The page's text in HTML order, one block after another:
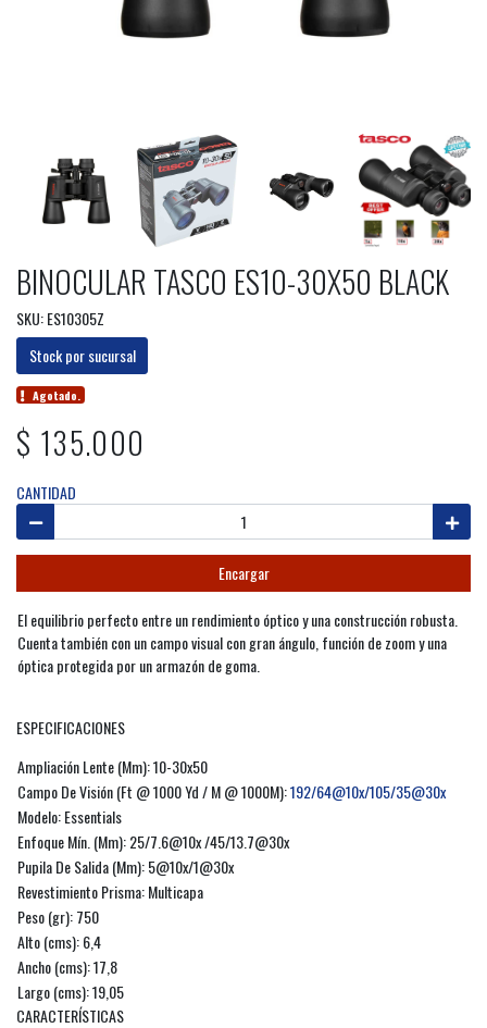
BINOCULAR TASCO ES10-30X50 BLACK
SKU: ES10305Z
Stock por sucursal
Agotado.
$ 135.000
CANTIDAD
Encargar
El equilibrio perfecto entre un rendimiento óptico y una construcción robusta.
Cuenta también con un campo visual con gran ángulo, función de zoom y una
óptica protegida por un armazón de goma.
ESPECIFICACIONES
Ampliación Lente (Mm): 10-30x50
Campo De Visión (Ft @ 1000 Yd / M @ 1000M):192/64@10x/105/35@30x
Modelo: Essentials
Enfoque Mín. (Mm): 25/7.6@10x /45/13.7@30x
Pupila De Salida (Mm): 5@10x/1@30x
Revestimiento Prisma: Multicapa
Peso (gr): 750
Alto (cms): 6,4
Ancho (cms): 17,8
Largo (cms): 19,05
CARACTERÍSTICAS